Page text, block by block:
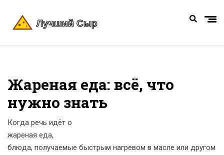
Жареная еда: всё, что
нужно знать
Когда речь идёт о
жареная еда,
блюда, получаемые быстрым нагревом в масле или другом